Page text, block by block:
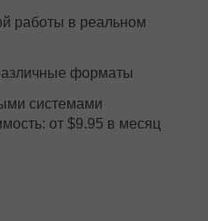
работы в реальном
форматы
системами
от $9.95 в месяц